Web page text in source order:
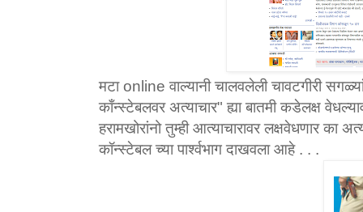
मटा online वाल्यानी चालवलेली चावटगीरी
काँन्स्टेबलवर अत्याचार" ह्या बातमी कडेलक्ष
हरामखोरांनो तुम्ही आत्याचारावर लक्षवेधणार का
कॉन्स्टेबल च्या पार्श्वभाग दाखवला आहे . . .